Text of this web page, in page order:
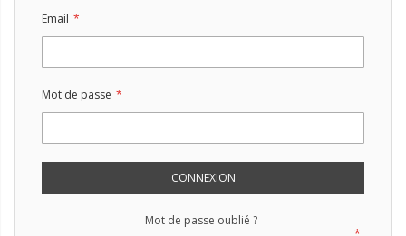
Email
Mot de passe
CONNEXION
Mot de passe oublié ?